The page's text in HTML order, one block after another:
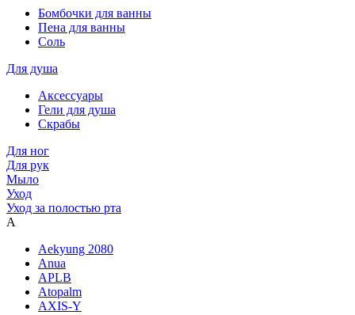
Бомбочки для ванны
Пена для ванны
Соль
Для душа
Аксессуары
Гели для душа
Скрабы
Для ног
Для рук
Мыло
Уход
Уход за полостью рта
A
Aekyung 2080
Anua
APLB
Atopalm
AXIS-Y